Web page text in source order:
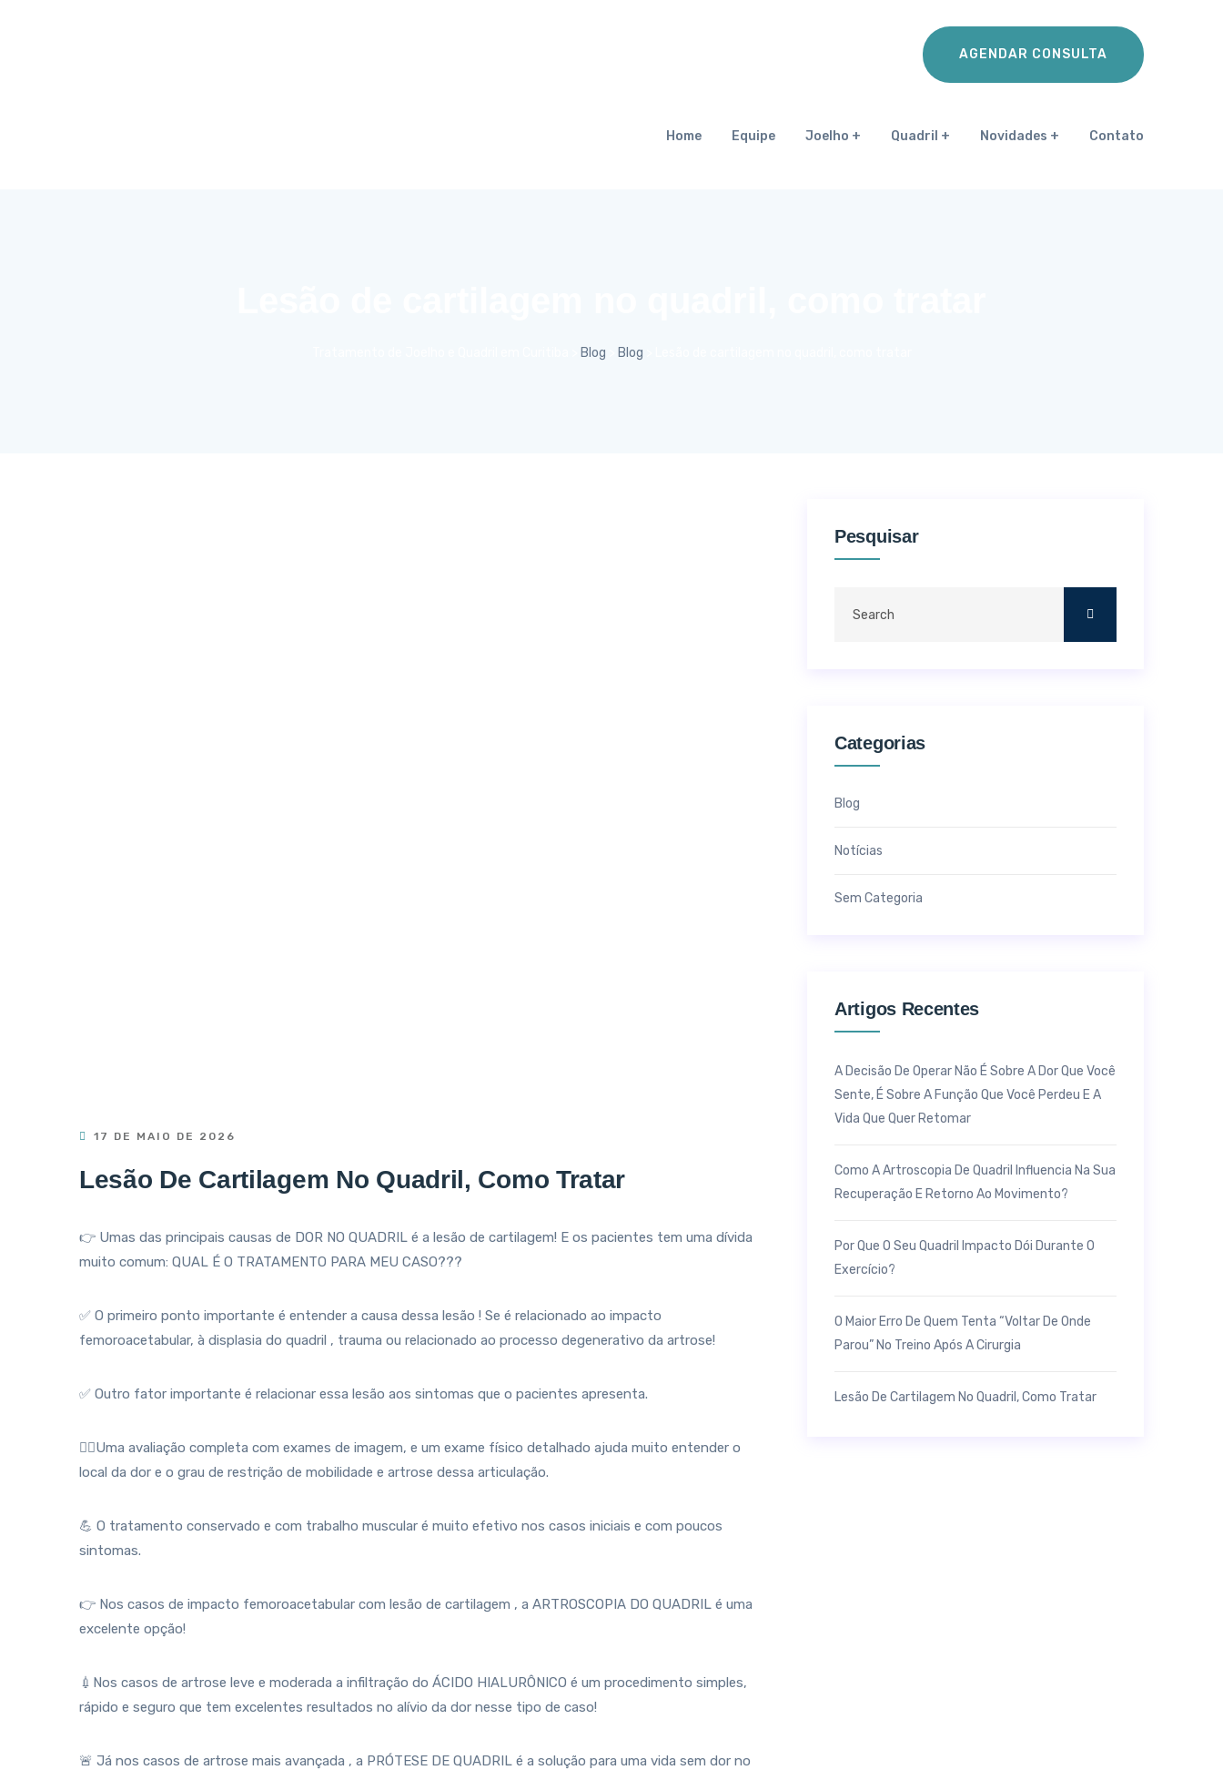
AGENDAR CONSULTA
Home Equipe Joelho Quadril Novidades Contato
Blog Blog
17 DE MAIO DE 2026
Lesão De Cartilagem No Quadril, Como Tratar
👉 Umas das principais causas de DOR NO QUADRIL é a lesão de cartilagem! E os pacientes tem uma dívida
muito comum: QUAL É O TRATAMENTO PARA MEU CASO???
✅ O primeiro ponto importante é entender a causa dessa lesão ! Se é relacionado ao impacto
femoroacetabular, à displasia do quadril , trauma ou relacionado ao processo degenerativo da artrose!
✅ Outro fator importante é relacionar essa lesão aos sintomas que o pacientes apresenta.
👨‍⚕️Uma avaliação completa com exames de imagem, e um exame físico detalhado ajuda muito entender o
local da dor e o grau de restrição de mobilidade e artrose dessa articulação.
💪 O tratamento conservado e com trabalho muscular é muito efetivo nos casos iniciais e com poucos
sintomas.
👉 Nos casos de impacto femoroacetabular com lesão de cartilagem , a ARTROSCOPIA DO QUADRIL é uma
excelente opção!
💉Nos casos de artrose leve e moderada a infiltração do ÁCIDO HIALURÔNICO é um procedimento simples,
rápido e seguro que tem excelentes resultados no alívio da dor nesse tipo de caso!
🚨 Já nos casos de artrose mais avançada , a PRÓTESE DE QUADRIL é a solução para uma vida sem dor no
Pesquisar
Categorias
Blog
Notícias
Sem Categoria
Artigos Recentes
A Decisão De Operar Não É Sobre A Dor Que Você
Sente, É Sobre A Função Que Você Perdeu E A
Vida Que Quer Retomar
Como A Artroscopia De Quadril Influencia Na Sua
Recuperação E Retorno Ao Movimento?
Por Que O Seu Quadril Impacto Dói Durante O
Exercício?
O Maior Erro De Quem Tenta “voltar De Onde
Parou” No Treino Após A Cirurgia
Lesão De Cartilagem No Quadril, Como Tratar